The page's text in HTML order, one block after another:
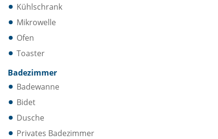
Kühlschrank
Mikrowelle
Ofen
Toaster
Badezimmer
Badewanne
Bidet
Dusche
Privates Badezimmer